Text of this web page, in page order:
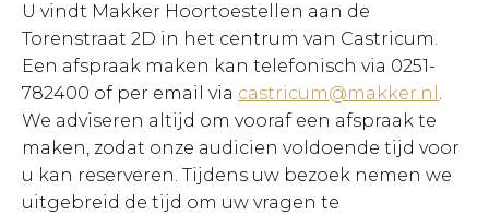
U vindt Makker Hoortoestellen aan de
Torenstraat 2D in het centrum van Castricum.
Een afspraak maken kan telefonisch via 0251-
782400 of per email via castricum@makker.nl .
We adviseren altijd om vooraf een afspraak te
maken, zodat onze audicien voldoende tijd voor
u kan reserveren. Tijdens uw bezoek nemen we
uitgebreid de tijd om uw vragen te